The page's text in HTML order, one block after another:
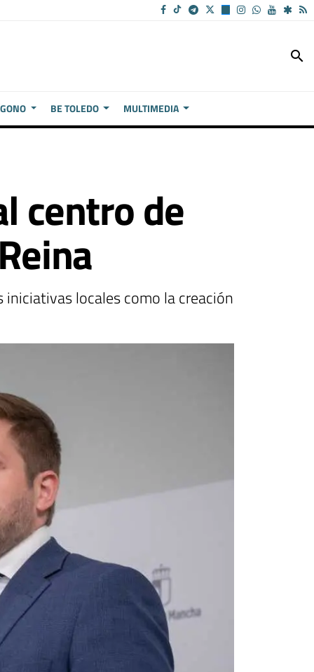
search
BE TOLEDO MULTIMEDIA
centro de
locales como la creación